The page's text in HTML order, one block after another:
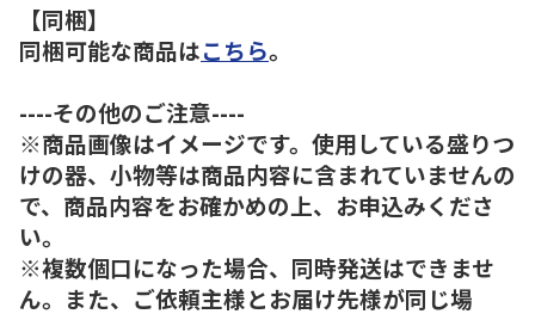
【同梱】
同梱可能な商品はこちら。
----その他のご注意----
※商品画像はイメージです。使用している盛りつ
けの器、小物等は商品内容に含まれていませんの
で、商品内容をお確かめの上、お申込みくださ
い。
※複数個口になった場合、同時発送はできませ
ん。また、ご依頼主様とお届け先様が同じ場